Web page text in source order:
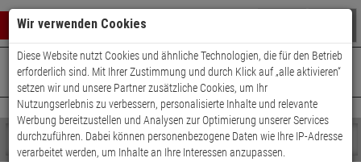
Warenkorb schließen
0 ARTIKEL IM WARENKORB
Ihr Warenkorb ist momentan leer.
Ergebnisse ()
Shop
durchsuchen
+49 (0)821 899 493-0Mo. - Do.: 8:00 - 16:30 | Fr.: 8:00 - 14:00 Uhr
Kontaktservice nutzen
Wir verwenden Cookies
Diese Website nutzt Cookies und ähnliche Technologien, die für den Betrieb
erforderlich sind. Mit Ihrer Zustimmung und durch Klick auf „alle aktivieren“
setzen wir und unsere Partner zusätzliche Cookies, um Ihr
Nutzungserlebnis zu verbessern, personalisierte Inhalte und relevante
Werbung bereitzustellen und Analysen zur Optimierung unserer Services
durchzuführen. Dabei können personenbezogene Daten wie Ihre IP-Adresse
verarbeitet werden, um Inhalte an Ihre Interessen anzupassen.